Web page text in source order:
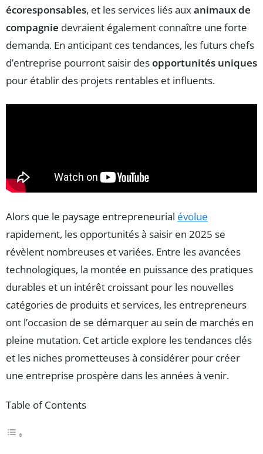
écoresponsables, et les services liés auxanimaux de
compagnie devraient également connaître une forte
demanda. En anticipant ces tendances, les futurs chefs
d’entreprise pourront saisir desopportunités uniques
pour établir des projets rentables et influents.
Alors que le paysage entrepreneurial évolue
rapidement, les opportunités à saisir en 2025 se
révèlent nombreuses et variées. Entre les avancées
technologiques, la montée en puissance des pratiques
durables et un intérêt croissant pour les nouvelles
catégories de produits et services, les entrepreneurs
ont l’occasion de se démarquer au sein de marchés en
pleine mutation. Cet article explore les tendances clés
et les niches prometteuses à considérer pour créer
une entreprise prospère dans les années à venir.
Table of Contents